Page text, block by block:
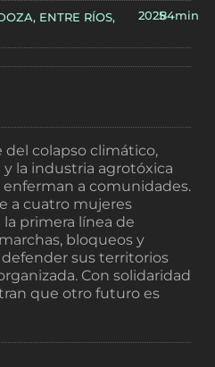
ENTRE RÍOS,
202584min
colapso climático,
la industria agrotóxica
a comunidades.
a cuatro mujeres
primera línea de
bloqueos y
sus territorios
Con solidaridad
que otro futuro es